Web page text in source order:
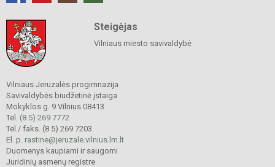
Steigėjas
Vilniaus miesto savivaldybė
Vilniaus Jeruzalės progimnazija
Savivaldybės biudžetinė įstaiga
Mokyklos g. 9 Vilnius 08413
Tel. (8 5) 269 7772
Tel./ faks. (8 5) 269 7203
El. p. rastine@jeruzale.vilnius.lm.lt
Duomenys kaupiami ir saugomi
Juridinių asmenų registre